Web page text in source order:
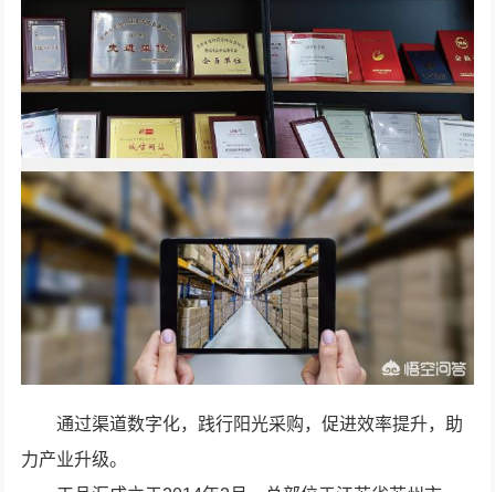
通过渠道数字化，践行阳光采购，促进效率提升，助
力产业升级。